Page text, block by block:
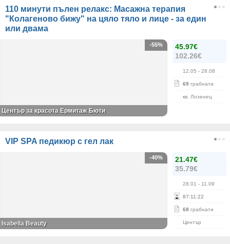
110 минути пълен релакс: Масажна терапия
"Колагеново бижу" на цяло тяло и лице - за един
или двама
45.97€
102.26€
12.05 - 28.08
69 грабнати
кв. Лозенец
-55%
Център за красота Ермитаж Бюти
VIP SPA педикюр с гел лак
21.47€
35.79€
28.01 - 11.09
87:11 :22
68 грабнати
Център
-40%
Isabella Beauty